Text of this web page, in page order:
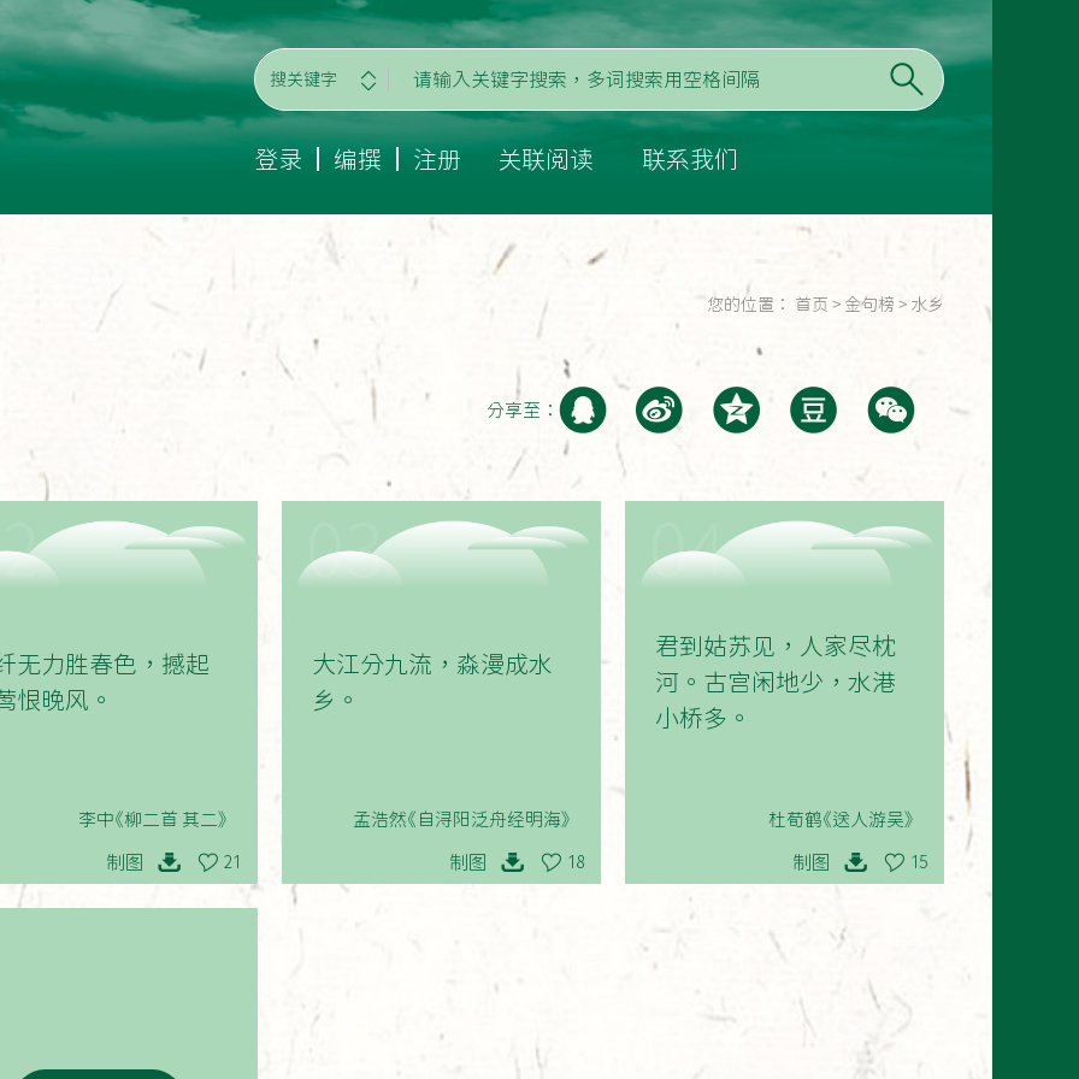
搜关键字
登录 编撰 注册 关联阅读 联系我们
您的位置： 首页 > 金句榜 > 水乡
分享至：
无力胜春色，撼起
恨晚风。
李中《柳二首 其二》
制图 21
03
大江分九流，淼漫成水
乡。
孟浩然《自浔阳泛舟经明海》
制图 18
04
君到姑苏见，人家尽枕
河。古宫闲地少，水港
小桥多。
杜荀鹤《送人游吴》
制图 15